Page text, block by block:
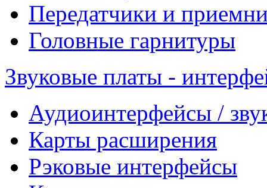
Передатчики и
Головные гарнитуры
Звуковые платы -
Аудиоинтерфейсы /
Карты расширения
Рэковые интерфейсы